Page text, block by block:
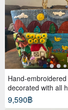
Hand-
decorated with all
9,590฿